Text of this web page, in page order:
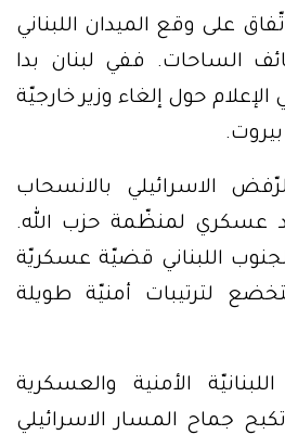
على وقع الميدان اللبناني
الساحات. ففي لبنان بدا
حول إلغاء وزير خارجيّة
بيروت.
الاسرائيلي بالانسحاب
عسكري لمنظّمة حزب الله.
اللبناني قضيّة عسكريّة
لترتيبات أمنيّة طويلة
الأمنية والعسكرية
جماح المسار الاسرائيلي